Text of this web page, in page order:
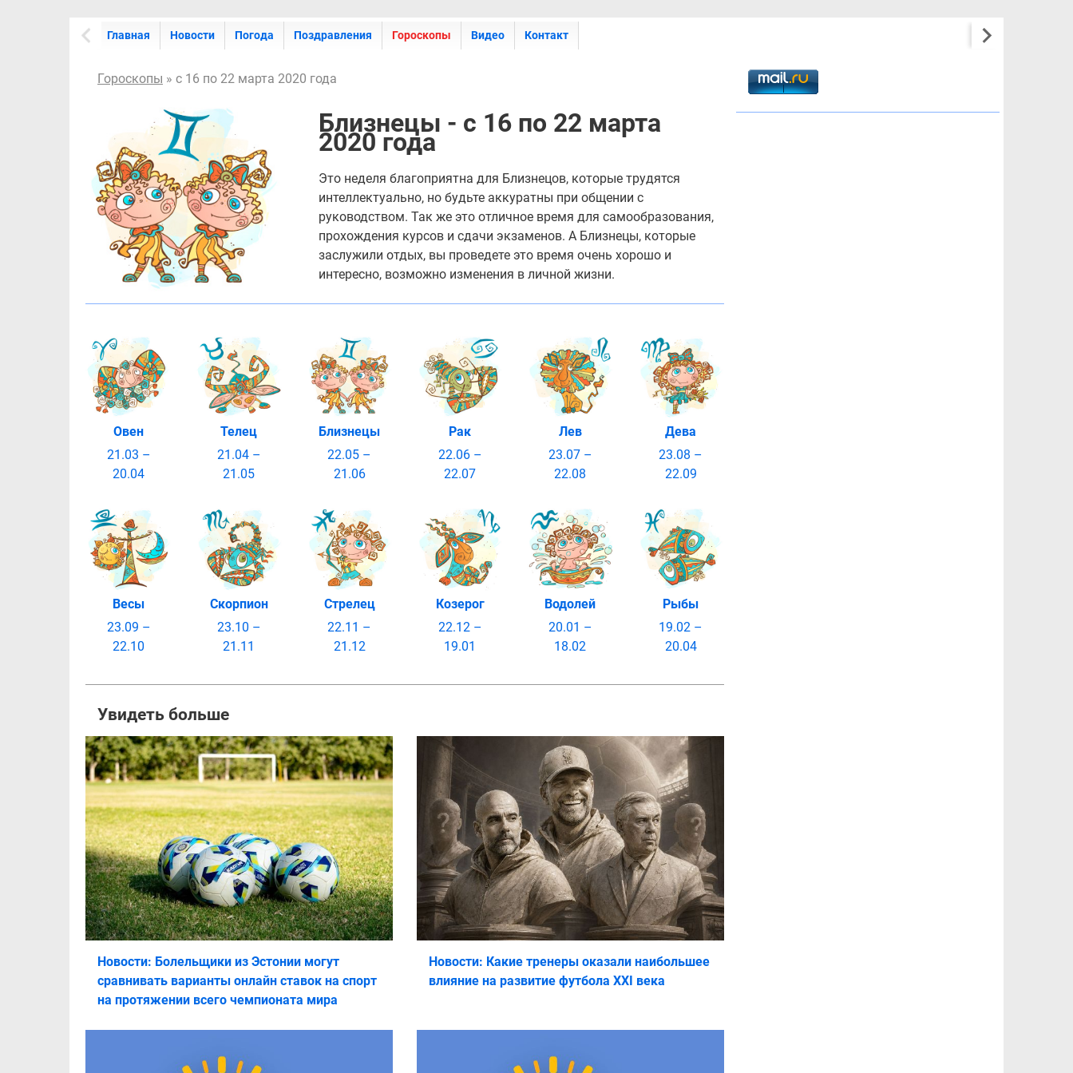
Главная Новости Погода Поздравления Гороскопы Видео Контакт
Гороскопы » с 16 по 22 марта 2020 года
Близнецы - с 16 по 22 марта
2020 года
Это неделя благоприятна для Близнецов, которые трудятся
интеллектуально, но будьте аккуратны при общении с
руководством. Так же это отличное время для самообразования,
прохождения курсов и сдачи экзаменов. А Близнецы, которые
заслужили отдых, вы проведете это время очень хорошо и
интересно, возможно изменения в личной жизни.
Овен
21.03 –
20.04
Телец
21.04 –
21.05
Близнецы
22.05 –
21.06
Рак
22.06 –
22.07
Лев
23.07 –
22.08
Дева
23.08 –
22.09
Весы
23.09 –
22.10
Скорпион
23.10 –
21.11
Стрелец
22.11 –
21.12
Козерог
22.12 –
19.01
Водолей
20.01 –
18.02
Рыбы
19.02 –
20.04
Увидеть больше
Новости: Болельщики из Эстонии могут
сравнивать варианты онлайн ставок на спорт
на протяжении всего чемпионата мира
Новости: Какие тренеры оказали наибольшее
влияние на развитие футбола XXI века